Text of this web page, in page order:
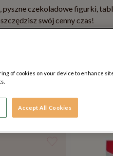
, pyszne czekoladowe figurki,
swój cenny czas!
100 zł
of cookies on your device to enhance
Accept All Cookies